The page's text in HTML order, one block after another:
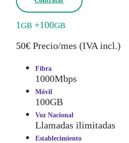
1GB +100GB
50€ Precio/mes (IVA incl.)
Fibra
1000Mbps
Móvil
100GB
Voz Nacional
Llamadas ilimitadas
Establecimiento